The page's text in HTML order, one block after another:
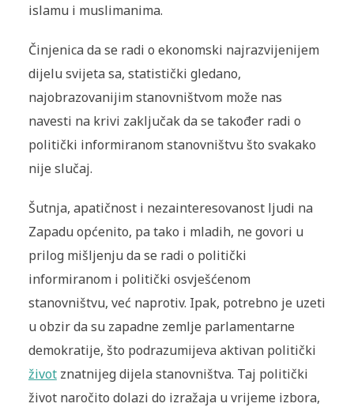
islamu i muslimanima.
Činjenica da se radi o ekonomski najrazvijenijem
dijelu svijeta sa, statistički gledano,
najobrazovanijim stanovništvom može nas
navesti na krivi zaključak da se također radi o
politički informiranom stanovništvu što svakako
nije slučaj.
Šutnja, apatičnost i nezainteresovanost ljudi na
Zapadu općenito, pa tako i mladih, ne govori u
prilog mišljenju da se radi o politički
informiranom i politički osvješćenom
stanovništvu, već naprotiv. Ipak, potrebno je uzeti
u obzir da su zapadne zemlje parlamentarne
demokratije, što podrazumijeva aktivan politički
životznatnijeg dijela stanovništva. Taj politički
život naročito dolazi do izražaja u vrijeme izbora,